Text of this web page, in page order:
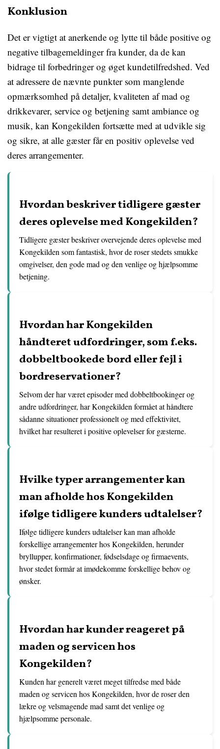
Konklusion
Det er vigtigt at anerkende og lytte til både positive og
negative tilbagemeldinger fra kunder, da de kan
bidrage til forbedringer og øget kundetilfredshed. Ved
at adressere de nævnte punkter som manglende
opmærksomhed på detaljer, kvaliteten af mad og
drikkevarer, service og betjening samt ambiance og
musik, kan Kongekilden fortsætte med at udvikle sig
og sikre, at alle gæster får en positiv oplevelse ved
deres arrangementer.
Hvordan beskriver tidligere gæster
deres oplevelse med Kongekilden?
Tidligere gæster beskriver overvejende deres oplevelse med
Kongekilden som fantastisk, hvor de roser stedets smukke
omgivelser, den gode mad og den venlige og hjælpsomme
betjening.
Hvordan har Kongekilden
håndteret udfordringer, som f.eks.
dobbeltbookede bord eller fejl i
bordreservationer?
Selvom der har været episoder med dobbeltbookinger og
andre udfordringer, har Kongekilden formået at håndtere
sådanne situationer professionelt og med effektivitet,
hvilket har resulteret i positive oplevelser for gæsterne.
Hvilke typer arrangementer kan
man afholde hos Kongekilden
ifølge tidligere kunders udtalelser?
Ifølge tidligere kunders udtalelser kan man afholde
forskellige arrangementer hos Kongekilden, herunder
bryllupper, konfirmationer, fødselsdage og firmaevents,
hvor stedet formår at imødekomme forskellige behov og
ønsker.
Hvordan har kunder reageret på
maden og servicen hos
Kongekilden?
Kunden har generelt været meget tilfredse med både
maden og servicen hos Kongekilden, hvor de roser den
lækre og velsmagende mad samt det venlige og
hjælpsomme personale.